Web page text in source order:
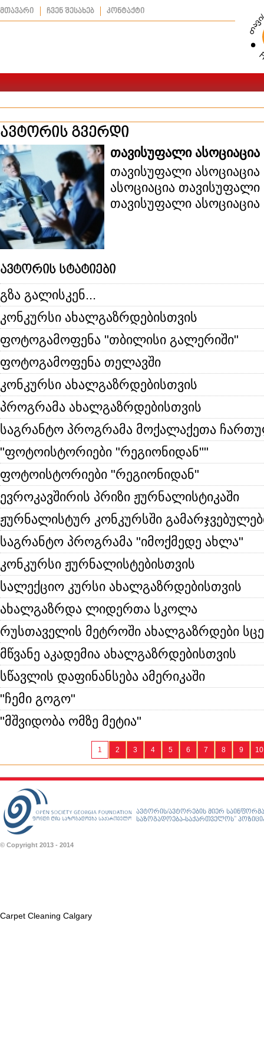
მთავარი ჩვენ შესახებ კონტაქტი
ავტორის გვერდი
თავისუფალი ასოციაცია
თავისუფალი
ასოციაცია თავისუფალი
თავისუფალი ასოციაცია
ავტორის სტატიები
გზა გალისკენ...
კონკურსი ახალგაზრდებისთვის
ფოტოგამოფენა "თბილისი გალერიში"
ფოტოგამოფენა თელავში
კონკურსი ახალგაზრდებისთვის
პროგრამა ახალგაზრდებისთვის
საგრანტო პროგრამა მოქალაქეთა
"ფოტოისტორიები "რეგიონიდან""
ფოტოისტორიები "რეგიონიდან"
ევროკავშირის პრიზი ჟურნალისტიკაში
ჟურნალისტურ კონკურსში
საგრანტო პროგრამა "იმოქმედე ახლა"
კონკურსი ჟურნალისტებისთვის
სალექციო კურსი ახალგაზრდებისთვის
ახალგაზრდა ლიდერთა სკოლა
რუსთაველის მეტროში ახალგაზრდები
მწვანე აკადემია ახალგაზრდებისთვის
სწავლის დაფინანსება ამერიკაში
"ჩემი გოგო"
"მშვიდობა ომზე მეტია"
1 2 3 4 5 6 7 8 9 10
ავტორის/ავტორების მიერ
საზოგადოება-საქართველოს”
© Copyright 2013 - 2014
Carpet Cleaning Calgary